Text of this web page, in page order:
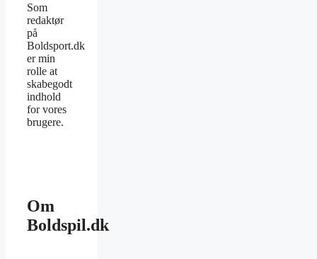
Som
redaktør
på
Boldsport.dk
er min
rolle at
skabegodt
indhold
for vores
brugere.
Om
Boldspil.dk